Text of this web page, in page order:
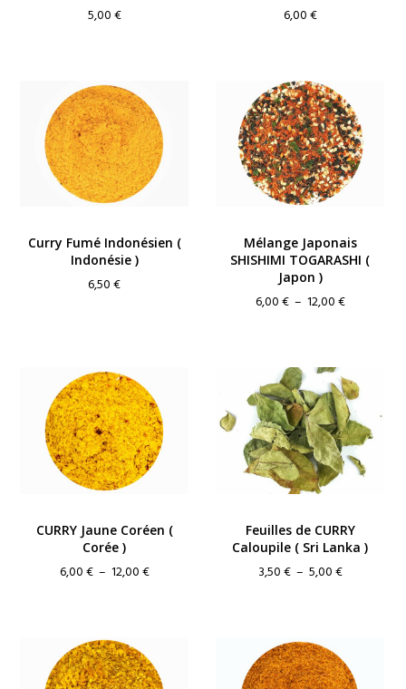
5,00€ 6,00€
Curry Fumé Indonésien (
Indonésie )
6,50€
Mélange Japonais
SHISHIMI TOGARASHI (
Japon )
6,00€ – 12,00€Plage
à
12,00 €
CURRY Jaune Coréen (
Corée )
6,00€ – 12,00€Plage
à
12,00 €
Feuilles de CURRY
Caloupile ( Sri Lanka )
3,50€ – 5,00€Plage
à
5,00 €